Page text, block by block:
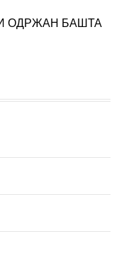
ОДРЖАН БАШТА